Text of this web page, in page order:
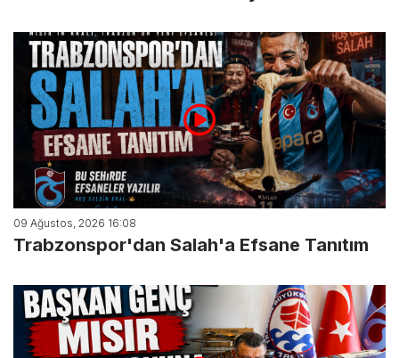
09 Ağustos, 2026 16:08
Trabzonspor'dan Salah'a Efsane Tanıtım